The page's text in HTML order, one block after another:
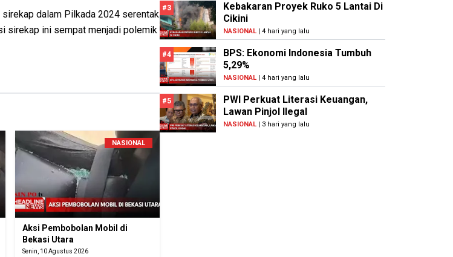
sirekap dalam Pilkada 2024 serentak
sirekap ini sempat menjadi polemik
NASIONAL
Aksi Pembobolan Mobil di
Bekasi Utara
Senin, 10 Agustus 2026
#3
Kebakaran Proyek Ruko 5 Lantai Di
Cikini
NASIONAL| 4 hari yang lalu
#4
BPS: Ekonomi Indonesia Tumbuh
5,29%
NASIONAL| 4 hari yang lalu
#5
PWI Perkuat Literasi Keuangan,
Lawan Pinjol Ilegal
NASIONAL| 3 hari yang lalu